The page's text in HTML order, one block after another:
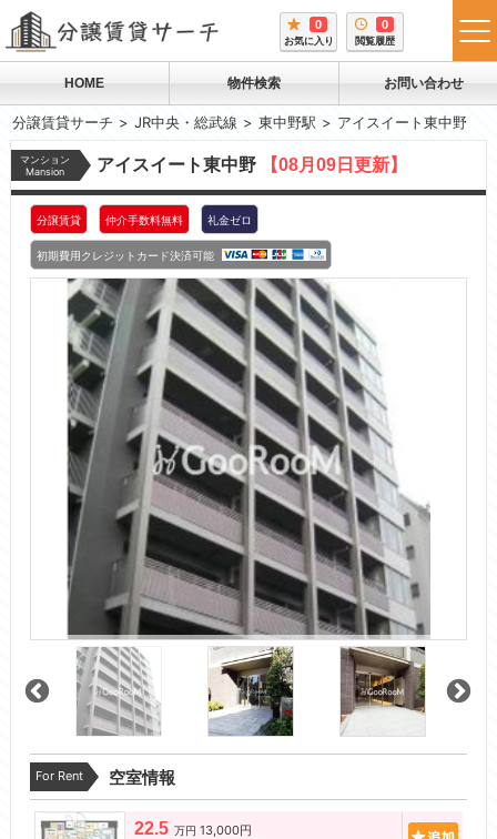
0
お気に入り
0
閲覧履歴
HOME 物件検索 お問い合わせ
分譲賃貸サーチ JR中央・総武線 東中野駅 アイスイート東中野
マンション
Mansion
アイスイート東中野 【08月09日更新】
分譲賃貸 仲介手数料無料 礼金ゼロ
初期費用クレジットカード決済可能
For Rent 空室情報
22.5 万円 13,000円